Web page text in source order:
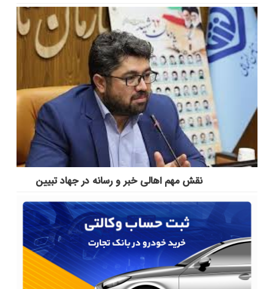
نقش مهم اهالی خبر و رسانه در جهاد تبیین